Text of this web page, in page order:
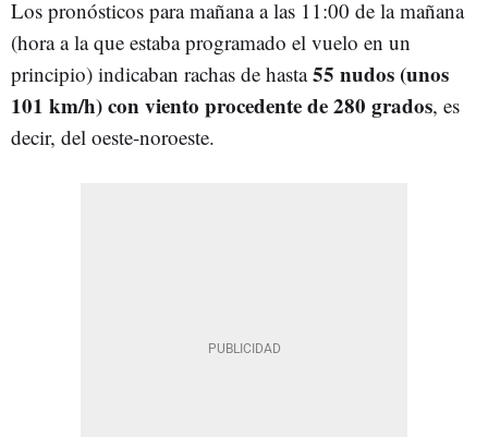
Los pronósticos para mañana a las 11:00 de la mañana
(hora a la que estaba programado el vuelo en un
principio) indicaban rachas de hasta55 nudos (unos
101 km/h) con viento procedente de 280 grados, es
decir, del oeste-noroeste.